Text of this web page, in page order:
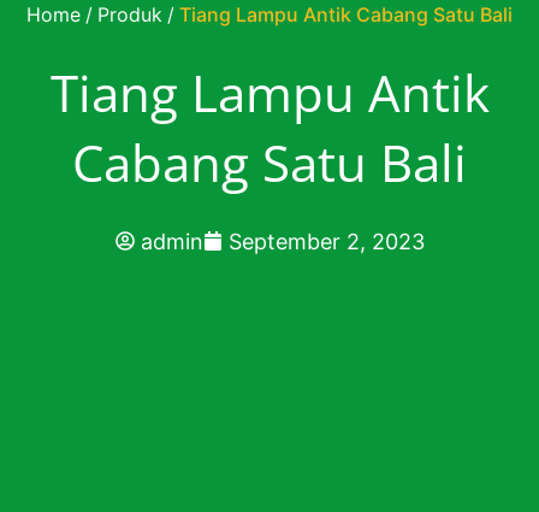
Home / Produk / Tiang Lampu Antik Cabang Satu Bali
Tiang Lampu Antik
Cabang Satu Bali
admin September 2, 2023